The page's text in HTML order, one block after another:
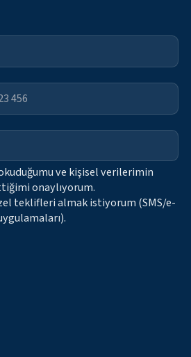
ve kişisel verilerimin
onaylıyorum.
teklifleri almak istiyorum (SMS/e-